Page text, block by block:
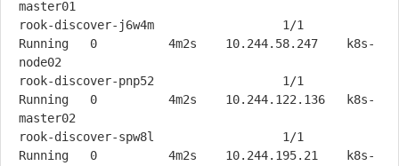
master01
rook-discover-j6w4m                  1/1
Running   0          4m2s    10.244.58.247    k8s-
node02
rook-discover-pnp52                  1/1
Running   0          4m2s    10.244.122.136   k8s-
master02
rook-discover-spw8l                  1/1
Running   0          4m2s    10.244.195.21    k8s-